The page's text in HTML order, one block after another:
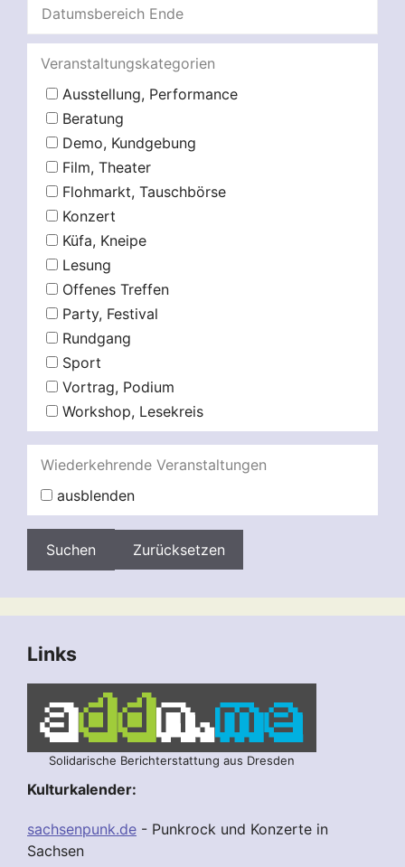
Veranstaltungskategorien
Ausstellung, Performance
Beratung
Demo, Kundgebung
Film, Theater
Flohmarkt, Tauschbörse
Konzert
Küfa, Kneipe
Lesung
Offenes Treffen
Party, Festival
Rundgang
Sport
Vortrag, Podium
Workshop, Lesekreis
Wiederkehrende Veranstaltungen
ausblenden
Zurücksetzen
Links
Solidarische Berichterstattung aus Dresden
Kulturkalender:
sachsenpunk.de - Punkrock und Konzerte in
Sachsen